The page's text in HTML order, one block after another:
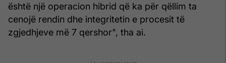
është një operacion hibrid që ka për qëllim ta
cenojë rendin dhe integritetin e procesit të
zgjedhjeve më 7 qershor", tha ai.